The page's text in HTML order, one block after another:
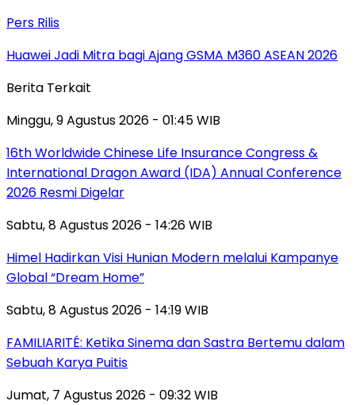
Pers Rilis
Huawei Jadi Mitra bagi Ajang GSMA M360 ASEAN 2026
Berita Terkait
Minggu, 9 Agustus 2026 - 01:45 WIB
16th Worldwide Chinese Life Insurance Congress &
International Dragon Award (IDA) Annual Conference
2026 Resmi Digelar
Sabtu, 8 Agustus 2026 - 14:26 WIB
Himel Hadirkan Visi Hunian Modern melalui Kampanye
Global “Dream Home”
Sabtu, 8 Agustus 2026 - 14:19 WIB
FAMILIARITÉ: Ketika Sinema dan Sastra Bertemu dalam
Sebuah Karya Puitis
Jumat, 7 Agustus 2026 - 09:32 WIB